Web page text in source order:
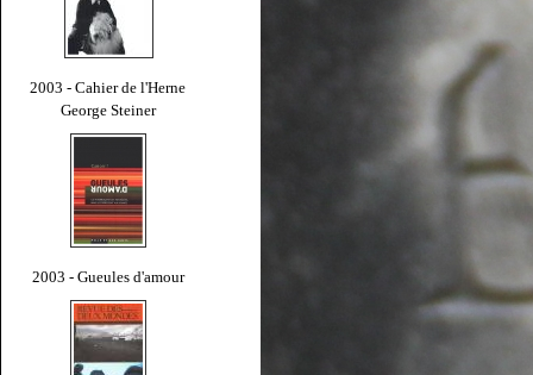
2003 - Cahier de l'Herne
George Steiner
2003 - Gueules d'amour